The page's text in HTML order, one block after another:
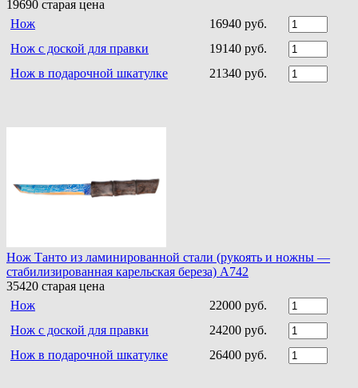
19690 старая цена
Нож
16940 руб.
Нож с доской для правки
19140 руб.
Нож в подарочной шкатулке
21340 руб.
Нож Танто из ламинированной стали (рукоять и ножны —
стабилизированная карельская береза) A742
35420 старая цена
Нож
22000 руб.
Нож с доской для правки
24200 руб.
Нож в подарочной шкатулке
26400 руб.